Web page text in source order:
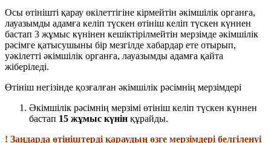
Осы өтінішті қарау өкілеттігіне кірмейтін әкімшілік органға,
лауазымды адамға келіп түскен өтініш келіп түскен күннен
бастап 3 жұмыс күнінен кешіктірілмейтін мерзімде әкімшілік
рәсімге қатысушыны бір мезгілде хабардар ете отырып,
уәкілетті әкімшілік органға, лауазымды адамға қайта
жіберіледі.
Өтініш негізінде қозғалған әкімшілік рәсімнің мерзімдері
Әкімшілік рәсімнің мерзімі өтініш келіп түскен күннен
бастап 15 жұмыс күнін құрайды.
! Заңдарда өтініштерді қараудың өзге мерзімдері белгіленуі